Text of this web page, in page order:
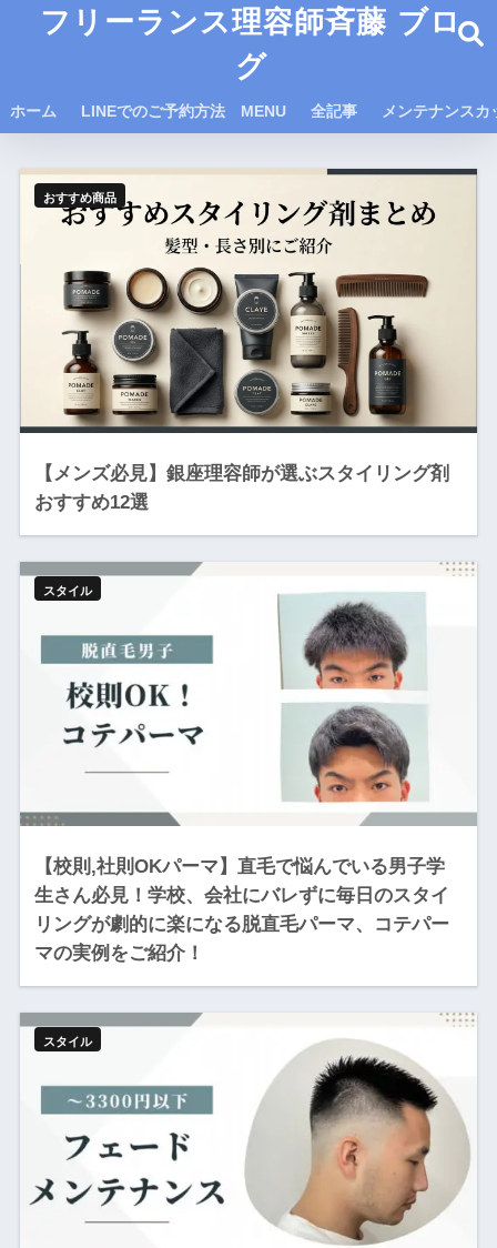
フリーランス理容師斉藤 ブロ
グ
ホーム LINEでのご予約方法 MENU 全記事 メンテナンスカ
【メンズ必見】銀座理容師が選ぶスタイリング剤
おすすめ12選
おすすめ商品
【校則,社則OKパーマ】直毛で悩んでいる男子学
生さん必見！学校、会社にバレずに毎日のスタイ
リングが劇的に楽になる脱直毛パーマ、コテパー
マの実例をご紹介！
スタイル
スタイル